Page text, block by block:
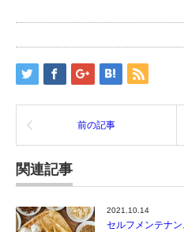
前の記事
関連記事
2021.10.14
セルフメンテナ